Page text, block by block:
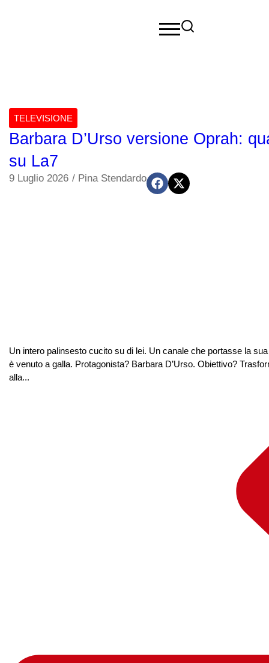
TELEVISIONE
Barbara D’Urso versione Oprah:
su La7
9 Luglio 2026 / Pina Stendardo
Un intero palinsesto cucito su di lei. Un canale che portasse la
è venuto a galla. Protagonista? Barbara D’Urso. Obiettivo?
alla...